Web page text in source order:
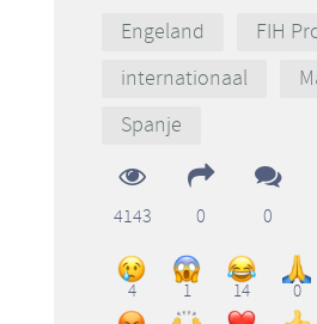
Engeland
FIH
internationaal
Spanje
4143 0 0
4 1 14 0